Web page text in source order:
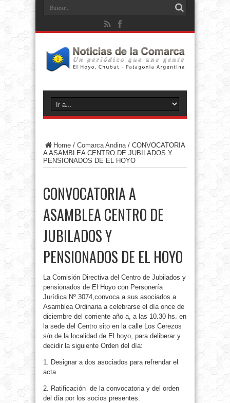
Home / Comarca Andina/ CONVOCATORIA
A ASAMBLEA CENTRO DE JUBILADOS Y
PENSIONADOS DE EL HOYO
CONVOCATORIA A
ASAMBLEA CENTRO DE
JUBILADOS Y
PENSIONADOS DE EL HOYO
La Comisión Directiva del Centro de Jubilados y
pensionados de El Hoyo con Personería
Jurídica Nº 3074,convoca a sus asociados a
Asamblea Ordinaria a celebrarse el día once de
diciembre del corriente año a, a las 10.30 hs. en
la sede del Centro sito en la calle Los Cerezos
s/n de la localidad de El hoyo, para deliberar y
decidir la siguiente Orden del día:
1. Designar a dos asociados para refrendar el
acta.
2. Ratificación de la convocatoria y del orden
del día por los socios presentes.